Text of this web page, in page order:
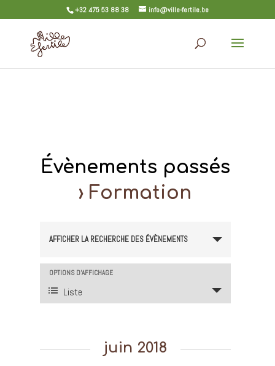
+32 475 53 88 38 info@ville-fertile.be
Évènements passés
› Formation
AFFICHER LA RECHERCHE DES ÉVÈNEMENTS
OPTIONS D’AFFICHAGE
Liste
juin 2018